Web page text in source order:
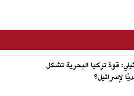
قوة تركيا البحرية تشكل
لإسرائيل؟